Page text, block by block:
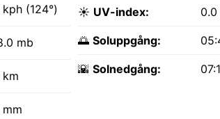
(124°)
mb
km
☀️ UV-index: 0.0
🌅 Soluppgång:
🌇 Solnedgång: